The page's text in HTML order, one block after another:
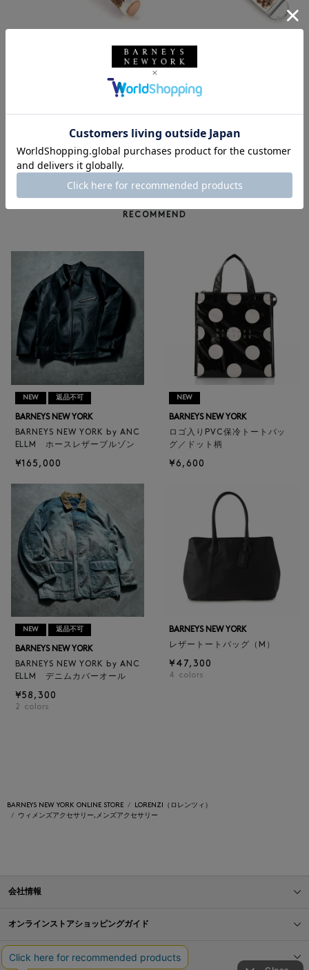
LORENZI＜ロレンツィ＞ シガーア
LORENZI
LORENZI＜ロレンツィ＞ シガーカ
¥33,000
1
RECOMMEND
NEW 返品不可
BARNEYS NEW YORK
BARNEYS NEW YORK by ANC
ELLM ホースレザーブルゾン
¥165,000
NEW
BARNEYS NEW YORK
ロゴ入りPVC保冷トートバッ
グ／ドット柄
¥6,600
NEW 返品不可
BARNEYS NEW YORK
BARNEYS NEW YORK by ANC
ELLM デニムカバーオール
¥58,300
2 colors
BARNEYS NEW YORK
レザートートバッグ（M）
¥47,300
4 colors
BARNEYS NEW YORK ONLINE STORE
LORENZI（ロレンツィ）
ウィメンズアクセサリー,メンズアクセサリー
会社情報
オンラインストアショッピングガイド
店舗情報